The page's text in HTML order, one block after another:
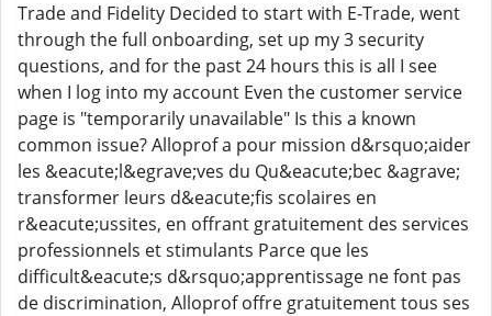
Trade and Fidelity Decided to start with E-Trade, went
through the full onboarding, set up my 3 security
questions, and for the past 24 hours this is all I see
when I log into my account Even the customer service
page is "temporarily unavailable" Is this a known
common issue? Alloprof a pour mission d&rsquo;aider
les &eacute;l&egrave;ves du Qu&eacute;bec &agrave;
transformer leurs d&eacute;fis scolaires en
r&eacute;ussites, en offrant gratuitement des services
professionnels et stimulants Parce que les
difficult&eacute;s d&rsquo;apprentissage ne font pas
de discrimination, Alloprof offre gratuitement tous ses